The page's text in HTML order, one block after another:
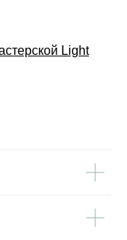
Light